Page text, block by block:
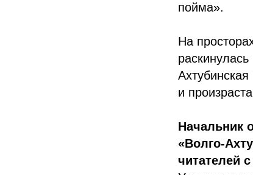
пойма».
На
и
Начальник
«Волго-
читателей